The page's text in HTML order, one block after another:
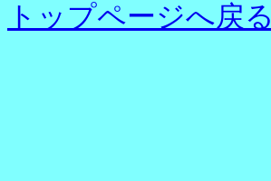
トップページへ戻る